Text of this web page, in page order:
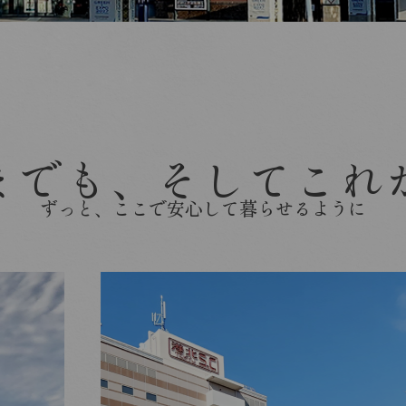
でも、そしてこれ
ずっと、ここで安心して暮らせるように